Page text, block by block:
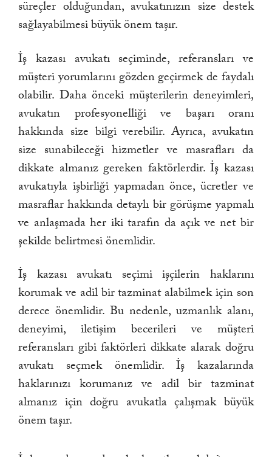
süreçler olduğundan, avukatınızın size destek
sağlayabilmesi büyük önem taşır.
İş kazası avukatı seçiminde, referansları ve
müşteri yorumlarını gözden geçirmek de faydalı
olabilir. Daha önceki müşterilerin deneyimleri,
avukatın profesyonelliği ve başarı oranı
hakkında size bilgi verebilir. Ayrıca, avukatın
size sunabileceği hizmetler ve masrafları da
dikkate almanız gereken faktörlerdir. İş kazası
avukatıyla işbirliği yapmadan önce, ücretler ve
masraflar hakkında detaylı bir görüşme yapmalı
ve anlaşmada her iki tarafın da açık ve net bir
şekilde belirtmesi önemlidir.
İş kazası avukatı seçimi işçilerin haklarını
korumak ve adil bir tazminat alabilmek için son
derece önemlidir. Bu nedenle, uzmanlık alanı,
deneyimi, iletişim becerileri ve müşteri
referansları gibi faktörleri dikkate alarak doğru
avukatı seçmek önemlidir. İş kazalarında
haklarınızı korumanız ve adil bir tazminat
almanız için doğru avukatla çalışmak büyük
önem taşır.